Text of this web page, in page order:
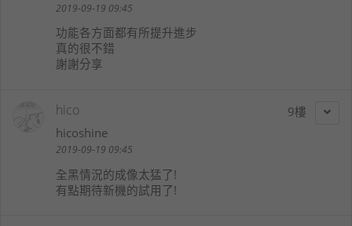
2019-09-19 09:45
功能各方面都有所提升進步
真的很不錯
謝謝分享
9
hico
hicoshine
2019-09-19 09:45
全黑情況的成像太猛了!
有點期待新機的試用了!